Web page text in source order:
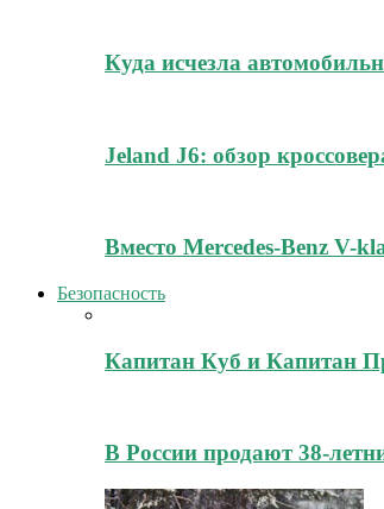
Куда исчезла
Jeland J6: обзор
Вместо Mercedes-Benz V-
Безопасность
Капитан Куб и Капитан
В России продают 38-